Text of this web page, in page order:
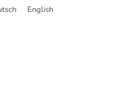
English